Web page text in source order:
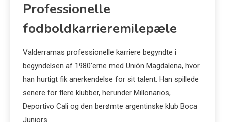
Professionelle
fodboldkarrieremilepæle
Valderramas professionelle karriere begyndte i
begyndelsen af 1980’erne med Unión Magdalena, hvor
han hurtigt fik anerkendelse for sit talent. Han spillede
senere for flere klubber, herunder Millonarios,
Deportivo Cali og den berømte argentinske klub Boca
Juniors.